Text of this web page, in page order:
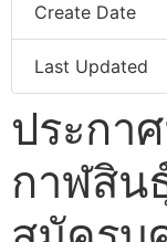
Create Date
Last Updated
ประกา
กาฬสิน